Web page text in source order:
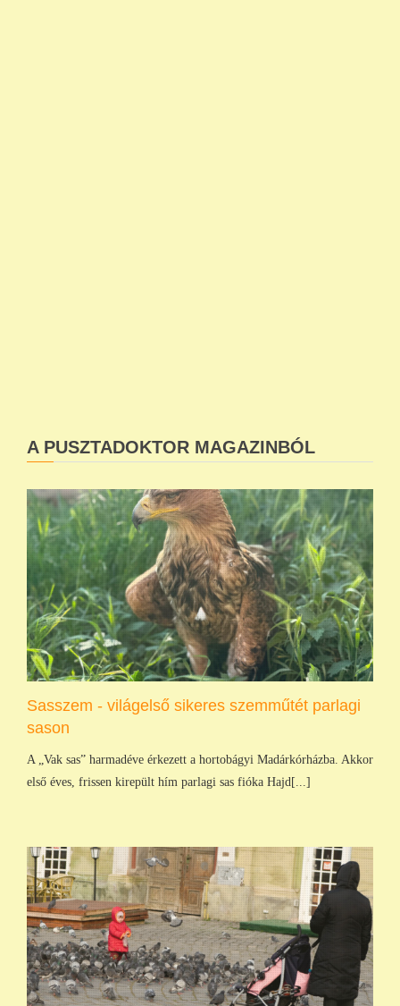
A PUSZTADOKTOR MAGAZINBÓL
Sasszem - világelső sikeres szemműtét parlagi
sason
A „Vak sas” harmadéve érkezett a hortobágyi Madárkórházba. Akkor
első éves, frissen kirepült hím parlagi sas fióka Hajd[...]